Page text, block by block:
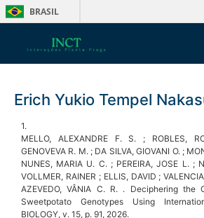
BRASIL
Erich Yukio Tempel
1.
MELLO, ALEXANDRE F. S. ; ROBLES,
GENOVEVA R. M. ; DA SILVA, GIOVANI O. ;
NUNES, MARIA U. C. ; PEREIRA, JOSE L. ;
VOLLMER, RAINER ; ELLIS, DAVID ;
AZEVEDO, VÂNIA C. R. . Deciphering the
Sweetpotato Genotypes Using
BIOLOGY, v. 15, p. 91, 2026.